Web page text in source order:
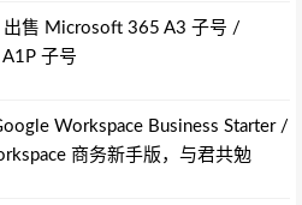
售 Microsoft 365 A3 子号 /
子号
Workspace Business Starter /
商务新手版，与君共勉